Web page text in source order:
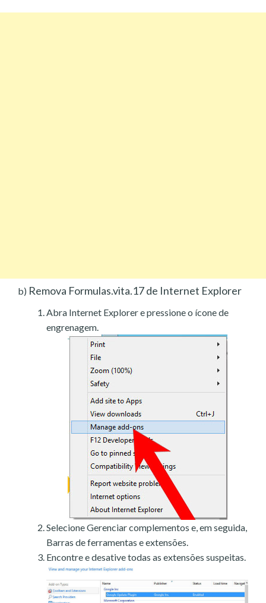
b) Remova Formulas.vita.17 de Internet Explorer
Abra Internet Explorer e pressione o ícone de
engrenagem.
Selecione Gerenciar complementos e, em seguida,
Barras de ferramentas e extensões.
Encontre e desative todas as extensões suspeitas.